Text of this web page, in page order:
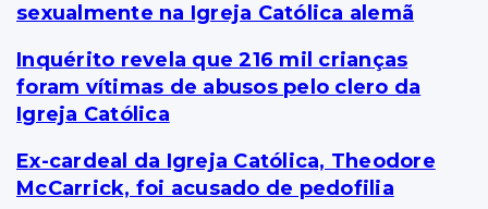
sexualmente na Igreja Católica alemã
Inquérito revela que 216 mil crianças
foram vítimas de abusos pelo clero da
Igreja Católica
Ex-cardeal da Igreja Católica, Theodore
McCarrick, foi acusado de pedofilia